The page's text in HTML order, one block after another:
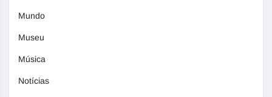
Mundo
Museu
Música
Notícias